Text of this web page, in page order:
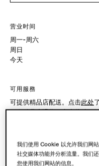
营业时间
周一-周六
周日
今天
可用服務
可提供精品店配送。点击此处
可在精品店退货。点击此处了
我们使用 Cookie 以允许我们网
社交媒体功能并分析流量。我们
您使用我们网站的信息。